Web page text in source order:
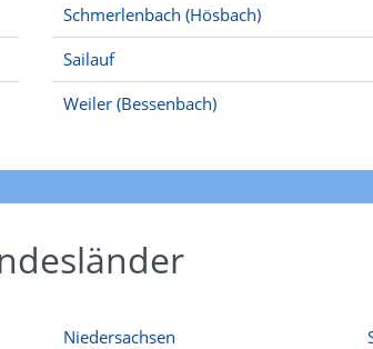
Schmerlenbach (Hösbach)
Sailauf
Weiler (Bessenbach)
Niedersachsen